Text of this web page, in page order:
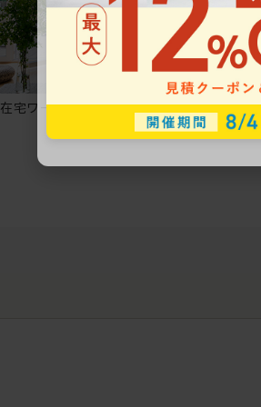
在宅ワークにおすすめのオフィスチェア5選